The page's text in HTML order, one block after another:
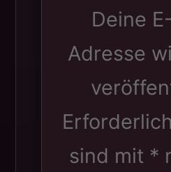
Deine
Adresse
sind mit *